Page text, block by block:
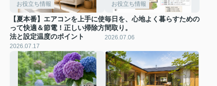
お役立ち情報
【夏本番】エアコンを上手に使
って快適＆節電！正しい掃除方
法と設定温度のポイント
2026.07.17
お役立ち情報
毎日を、心地よく暮らすための
間取り。
2026.07.06